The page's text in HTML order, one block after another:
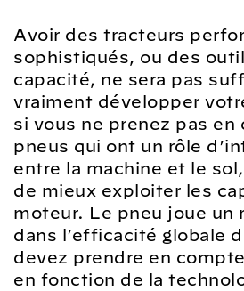
Avoir des tracteurs
sophistiqués, ou des
capacité, ne sera pas
vraiment développer
si vous ne prenez pas en
pneus qui ont un rôle
entre la machine et le
de mieux exploiter les
moteur. Le pneu joue un
dans l’efficacité globale
devez prendre en
en fonction de la